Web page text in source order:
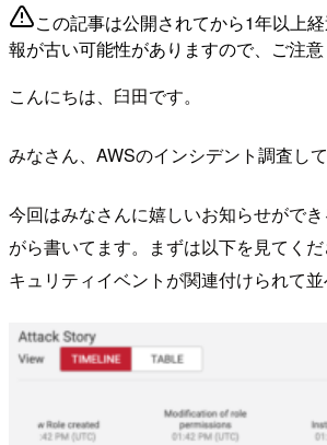
この記事は公開されてから1年以上
報が古い可能性がありますので、ご注意
こんにちは、臼田です。
みなさん、AWSのインシデント調査し
今回はみなさんに嬉しいお知らせがで
がら書いてます。まずは以下を見てく
キュリティイベントが関連付けられて並